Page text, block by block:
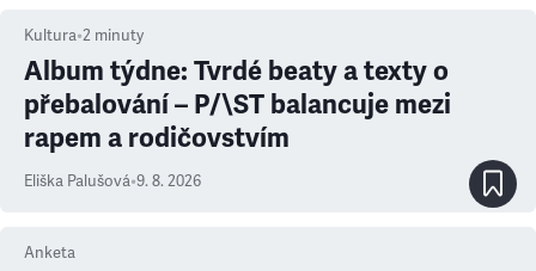
Kultura•2 minuty
Album týdne: Tvrdé beaty a texty o
přebalování – P/\ST balancuje mezi
rapem a rodičovstvím
Eliška Palušová•9. 8. 2026
Anketa